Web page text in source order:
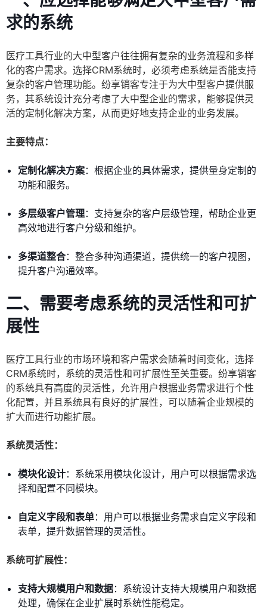
求的系统
医疗工具行业的大中型客户往往拥有复杂的业务流程和多样
化的客户需求。选择CRM系统时，必须考虑系统是否能支持
复杂的客户管理功能。纷享销客专注于为大中型客户提供服
务，其系统设计充分考虑了大中型企业的需求，能够提供灵
活的定制化解决方案，从而更好地支持企业的业务发展。
主要特点：
定制化解决方案：根据企业的具体需求，提供量身定制的
功能和服务。
多层级客户管理：支持复杂的客户层级管理，帮助企业更
高效地进行客户分级和维护。
多渠道整合：整合多种沟通渠道，提供统一的客户视图，
提升客户沟通效率。
二、需要考虑系统的灵活性和可扩
展性
医疗工具行业的市场环境和客户需求会随着时间变化，选择
CRM系统时，系统的灵活性和可扩展性至关重要。纷享销客
的系统具有高度的灵活性，允许用户根据业务需求进行个性
化配置，并且系统具有良好的扩展性，可以随着企业规模的
扩大而进行功能扩展。
系统灵活性：
模块化设计：系统采用模块化设计，用户可以根据需求选
择和配置不同模块。
自定义字段和表单：用户可以根据业务需求自定义字段和
表单，提升数据管理的灵活性。
系统可扩展性：
支持大规模用户和数据：系统设计支持大规模用户和数据
处理，确保在企业扩展时系统性能稳定。